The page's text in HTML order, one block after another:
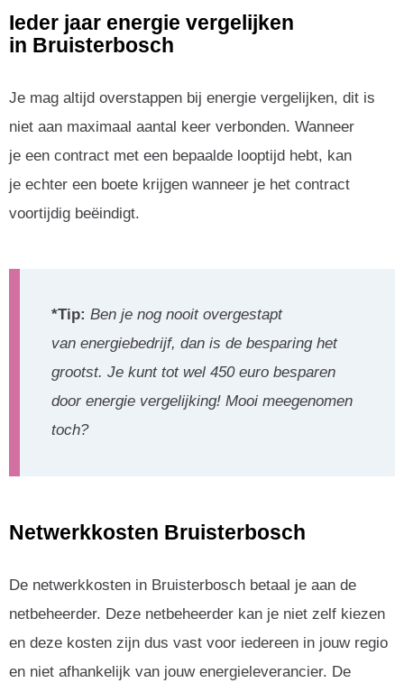
Ieder jaar energie vergelijken
in Bruisterbosch
Je mag altijd overstappen bij energie vergelijken, dit is
niet aan maximaal aantal keer verbonden. Wanneer
je een contract met een bepaalde looptijd hebt, kan
je echter een boete krijgen wanneer je het contract
voortijdig beëindigt.
*Tip: Ben je nog nooit overgestapt
van energiebedrijf, dan is de besparing het
grootst. Je kunt tot wel 450 euro besparen
door energie vergelijking! Mooi meegenomen
toch?
Netwerkkosten Bruisterbosch
De netwerkkosten in Bruisterbosch betaal je aan de
netbeheerder. Deze netbeheerder kan je niet zelf kiezen
en deze kosten zijn dus vast voor iedereen in jouw regio
en niet afhankelijk van jouw energieleverancier. De